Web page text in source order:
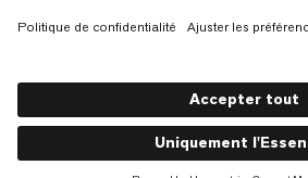
Mentions Légales
Politique de confidentialité des données
Conditions d'utilisation